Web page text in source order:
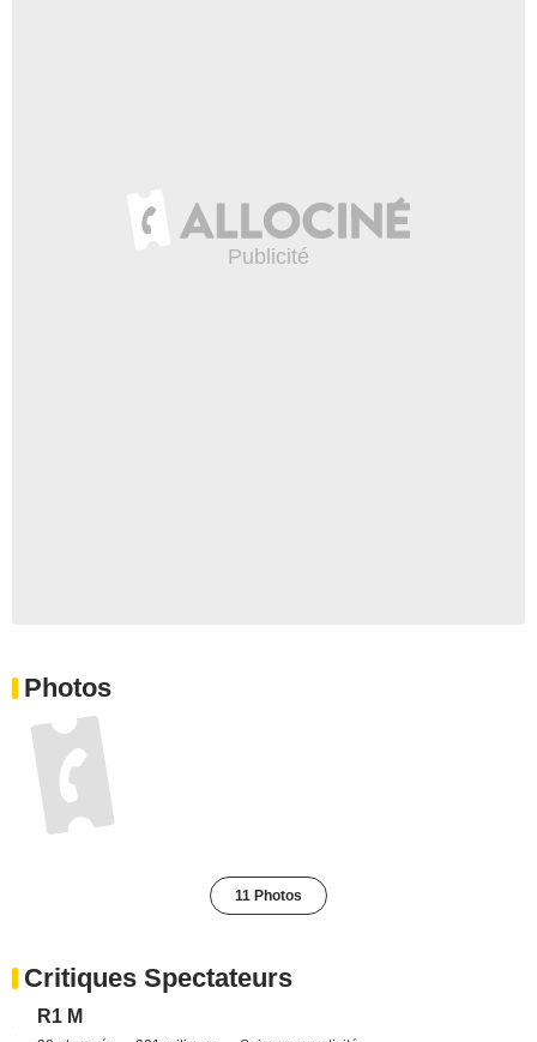
Photos
11 Photos
Critiques Spectateurs
R1 M